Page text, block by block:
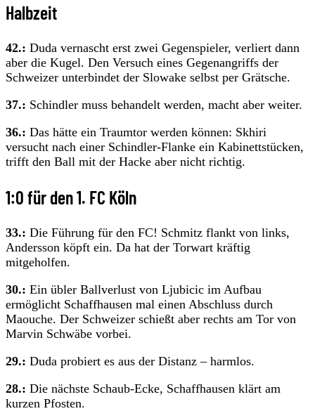
Halbzeit
42.: Duda vernascht erst zwei Gegenspieler, verliert dann
aber die Kugel. Den Versuch eines Gegenangriffs der
Schweizer unterbindet der Slowake selbst per Grätsche.
37.: Schindler muss behandelt werden, macht aber weiter.
36.: Das hätte ein Traumtor werden können: Skhiri
versucht nach einer Schindler-Flanke ein Kabinettstücken,
trifft den Ball mit der Hacke aber nicht richtig.
1:0 für den 1. FC Köln
33.: Die Führung für den FC! Schmitz flankt von links,
Andersson köpft ein. Da hat der Torwart kräftig
mitgeholfen.
30.: Ein übler Ballverlust von Ljubicic im Aufbau
ermöglicht Schaffhausen mal einen Abschluss durch
Maouche. Der Schweizer schießt aber rechts am Tor von
Marvin Schwäbe vorbei.
29.: Duda probiert es aus der Distanz – harmlos.
28.: Die nächste Schaub-Ecke, Schaffhausen klärt am
kurzen Pfosten.